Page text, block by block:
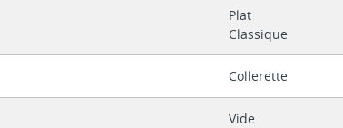
Plat
Classique
Collerette
Vide